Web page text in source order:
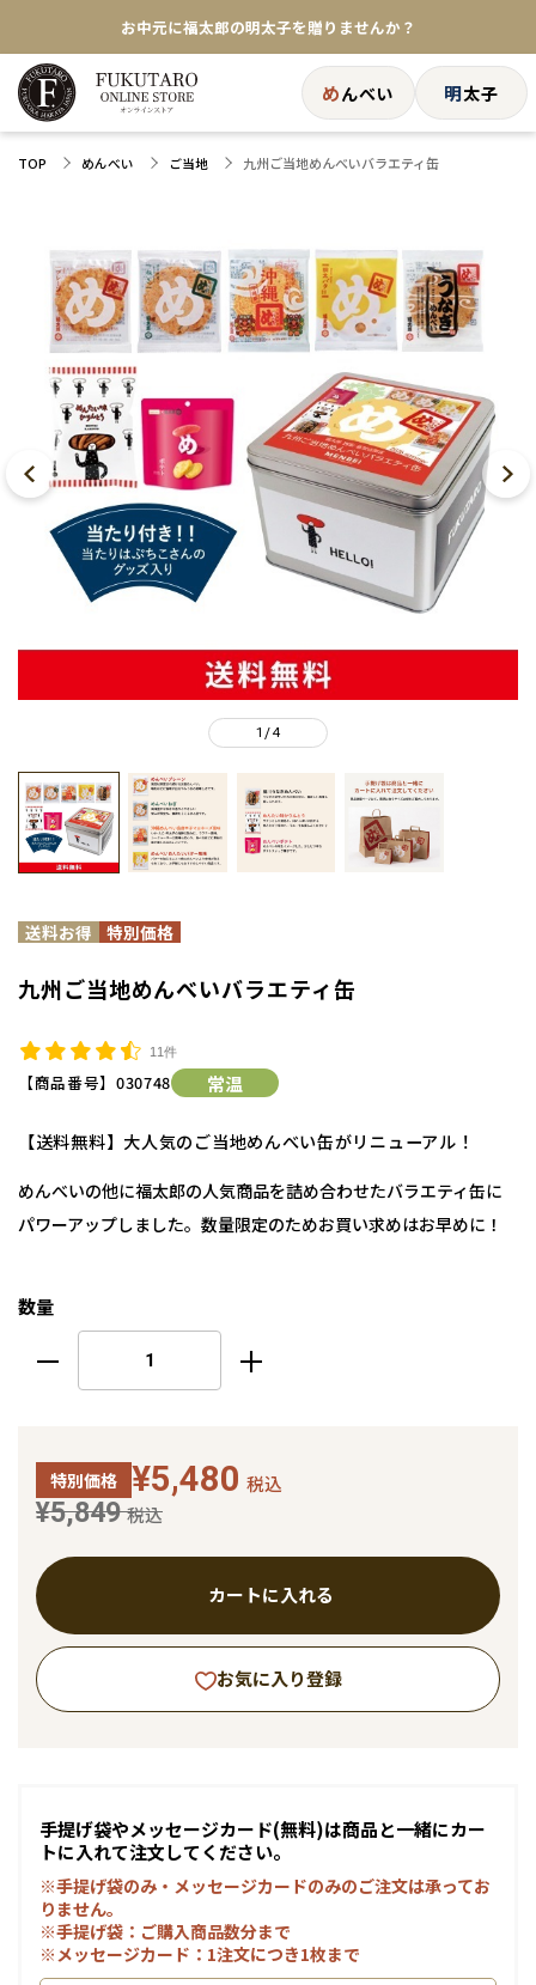
お中元に福太郎の明太子を贈りませんか？
★めんべい25周年記念商品が登場★
【色々な味を試したい方へ】ポストイン！めんべい
めんべい 明太子
TOP めんべい ご当地 九州ご当地めんべいバラエティ缶
1 /4
九州ご当地めんべいバラエティ缶
11件
【商品番号】 030748 常温
【送料無料】大人気のご当地めんべい缶がリニューアル！
めんべいの他に福太郎の人気商品を詰め合わせたバラエティ缶に
パワーアップしました。数量限定のためお買い求めはお早めに！
数量
¥5,480 税込
特別価格
¥5,849 税込
カートに入れる
お気に入り登録
手提げ袋やメッセージカード(無料)は商品と一緒にカー
トに入れて注文してください。
※手提げ袋のみ・メッセージカードのみのご注文は承ってお
りません。
※手提げ袋：ご購入商品数分まで
※メッセージカード：1注文につき1枚まで